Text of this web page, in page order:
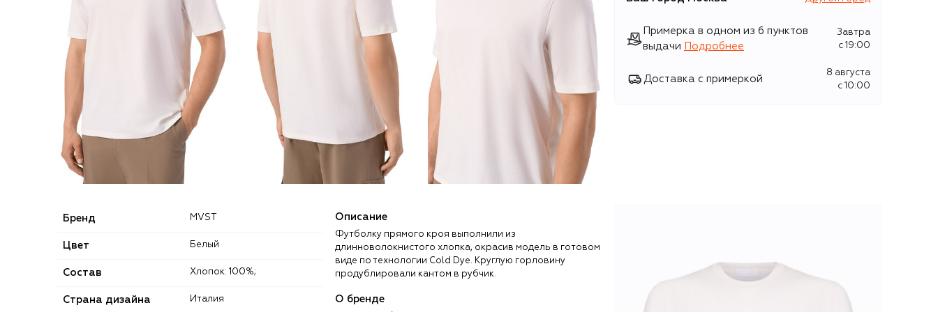
Примерка в одном из 6 пунктов
выдачи
Подробнее
Завтра
c 19:00
Доставка с примеркой
8 августа
c 10:00
Бренд MVST
Цвет Белый
Состав Хлопок: 100%;
Страна дизайна Италия
Описание
Футболку прямого кроя выполнили из
длинноволокнистого хлопка, окрасив модель в готовом
виде по технологии Cold Dye. Круглую горловину
продублировали кантом в рубчик.
О бренде